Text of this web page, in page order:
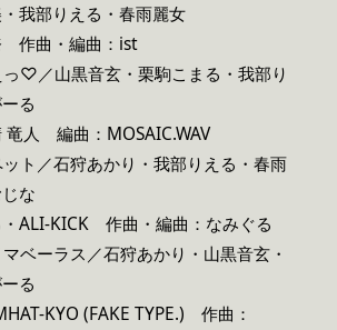
我部りえる・春雨麗女
作曲・編曲：ist
♡／山黒音玄・栗駒こまる・我部り
る
竜人 編曲：MOSAIC.WAV
ト／石狩あかり・我部りえる・春雨
な
ALI-KICK 作曲・編曲：なみぐる
ベーラス／石狩あかり・山黒音玄・
る
KYO (FAKE TYPE.) 作曲：